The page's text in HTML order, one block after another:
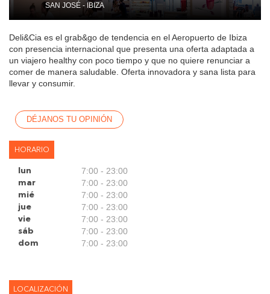
SAN JOSÉ - IBIZA
Deli&Cia es el grab&go de tendencia en el Aeropuerto de Ibiza
con presencia internacional que presenta una oferta adaptada a
un viajero healthy con poco tiempo y que no quiere renunciar a
comer de manera saludable. Oferta innovadora y sana lista para
llevar y consumir.
DÉJANOS TU OPINIÓN
HORARIO
lun
mar
mié
jue
vie
sáb
dom
7:00 - 23:00
7:00 - 23:00
7:00 - 23:00
7:00 - 23:00
7:00 - 23:00
7:00 - 23:00
7:00 - 23:00
LOCALIZACIÓN